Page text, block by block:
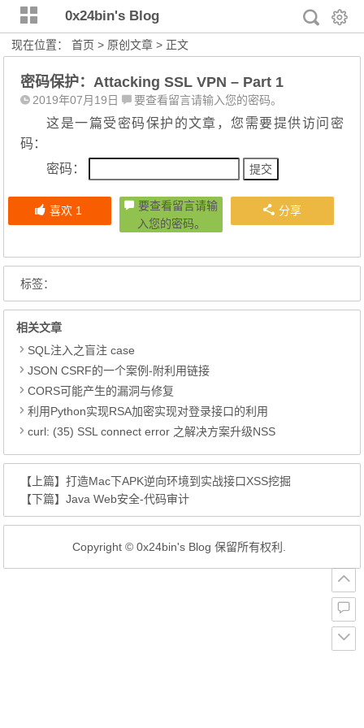
0x24bin's Blog
现在位置：首页 > 原创文章 > 正文
密码保护：Attacking SSL VPN – Part 1
2019年07月19日 要查看留言请输入您的密码。
这是一篇受密码保护的文章，您需要提供访问密
码：
密码：
喜欢 1
要查看留言请输
入您的密码。
分享
标签：
相关文章
SQL注入之盲注 case
JSON CSRF的一个案例-附利用链接
CORS可能产生的漏洞与修复
利用Python实现RSA加密实现对登录接口的利用
curl: (35) SSL connect error 之解决方案升级NSS
【上篇】打造Mac下APK逆向环境到实战接口XSS挖掘
【下篇】Java Web安全-代码审计
Copyright © 0x24bin's Blog 保留所有权利.